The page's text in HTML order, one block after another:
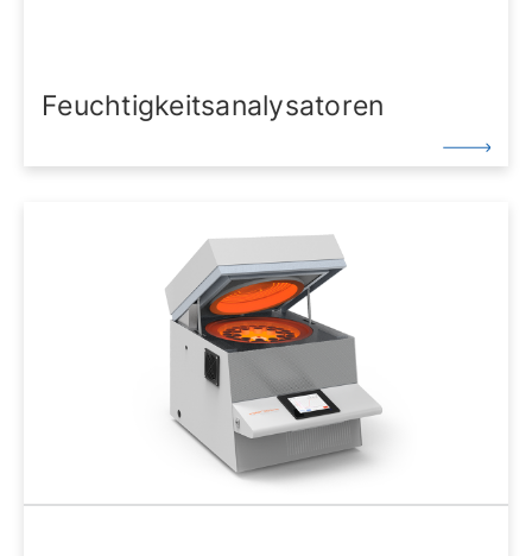
Feuchtigkeitsanalysatoren
Forschung, Produktion und Qualitätskontrolle
erfüllen. Zertifikate und Qualitätssicherung finden